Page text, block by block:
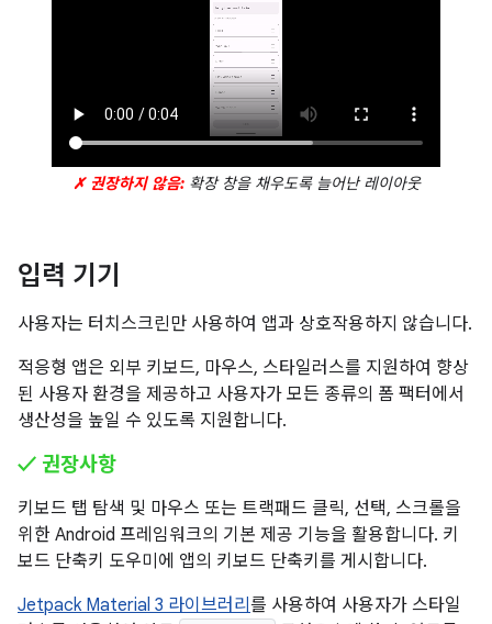
✗ 권장하지 않음:확장 창을 채우도록 늘어난 레이아웃
입력 기기
사용자는 터치스크린만 사용하여 앱과 상호작용하지 않습니다.
적응형 앱은 외부 키보드, 마우스, 스타일러스를 지원하여 향상
된 사용자 환경을 제공하고 사용자가 모든 종류의 폼 팩터에서
생산성을 높일 수 있도록 지원합니다.
✓ 권장사항
키보드 탭 탐색 및 마우스 또는 트랙패드 클릭, 선택, 스크롤을
위한 Android 프레임워크의 기본 제공 기능을 활용합니다. 키
보드 단축키 도우미에 앱의 키보드 단축키를 게시합니다.
Jetpack Material 3 라이브러리 를 사용하여 사용자가 스타일